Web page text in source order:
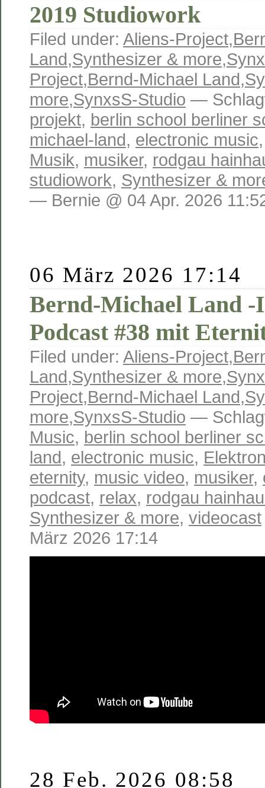
2019 Studiowork
Filed under: Aliens-Project,
Land,Synthesizer & more,
Project,Bernd-Michael Land,
more,SynxsS-Studio —
projekt, berlin school berliner
michael-land, electronic music
Musik, musiker, rodgau
studiowork, Synthesizer &
— Bernie @ 04 Apr. 2026
06 März 2026 17:14
Bernd-Michael Land -
Podcast #38 mit
Filed under: Aliens-Project,
Land,Synthesizer & more,
Project,Bernd-Michael Land,
more,SynxsS-Studio —
Music, berlin school berliner
land, electronic music,
eternity, music video, musiker,
podcast, relax, rodgau
Synthesizer & more, videocast
März 2026 17:14
28 Feb. 2026 08:58